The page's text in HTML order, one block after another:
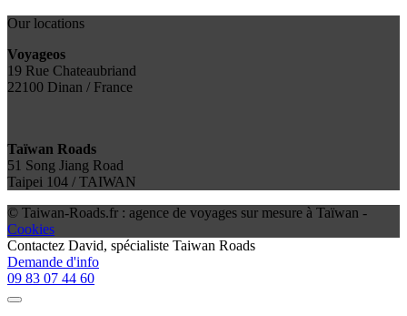
Our locations
Voyageos
19 Rue Chateaubriand
22100 Dinan / France
Taïwan Roads
51 Song Jiang Road
Taipei 104 / TAIWAN
© Taiwan-Roads.fr : agence de voyages sur mesure à Taïwan -
Cookies
Contactez David, spécialiste Taiwan Roads
Demande d'info
09 83 07 44 60